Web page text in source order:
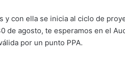
y con ella se inicia al ciclo de
de agosto, te esperamos en el
por un punto PPA.